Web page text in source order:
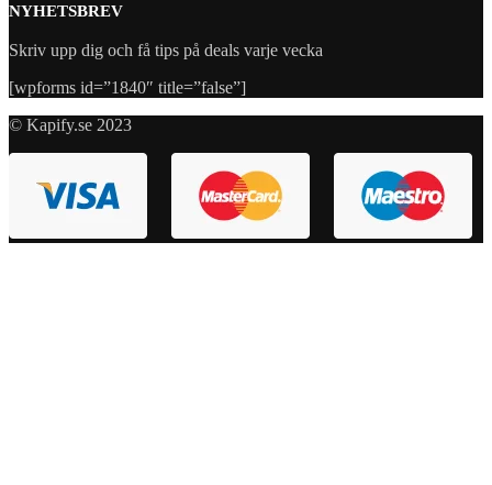
NYHETSBREV
Skriv upp dig och få tips på deals varje vecka
[wpforms id=”1840″ title=”false”]
© Kapify.se 2023